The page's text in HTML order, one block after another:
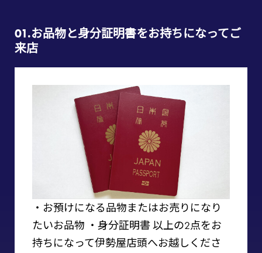
01.お品物と⾝分証明書をお持ちになってご
来店
・お預けになる品物またはお売りになり
たいお品物 ・⾝分証明書以上の2点をお
持ちになって伊勢屋店頭へお越しくださ